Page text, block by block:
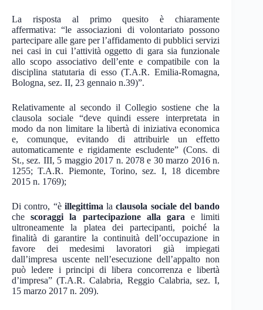
La risposta al primo quesito è chiaramente
affermativa: “le associazioni di volontariato possono
partecipare alle gare per l’affidamento di pubblici servizi
nei casi in cui l’attività oggetto di gara sia funzionale
allo scopo associativo dell’ente e compatibile con la
disciplina statutaria di esso (T.A.R. Emilia-Romagna,
Bologna, sez. II, 23 gennaio n.39)”.
Relativamente al secondo il Collegio sostiene che la
clausola sociale “deve quindi essere interpretata in
modo da non limitare la libertà di iniziativa economica
e, comunque, evitando di attribuirle un effetto
automaticamente e rigidamente escludente” (Cons. di
St., sez. III, 5 maggio 2017 n. 2078 e 30 marzo 2016 n.
1255; T.A.R. Piemonte, Torino, sez. I, 18 dicembre
2015 n. 1769);
Di contro, “èillegittima laclausola sociale del bando
chescoraggi la partecipazione alla gara e limiti
ultroneamente la platea dei partecipanti, poiché la
finalità di garantire la continuità dell’occupazione in
favore dei medesimi lavoratori già impiegati
dall’impresa uscente nell’esecuzione dell’appalto non
può ledere i principi di libera concorrenza e libertà
d’impresa” (T.A.R. Calabria, Reggio Calabria, sez. I,
15 marzo 2017 n. 209).